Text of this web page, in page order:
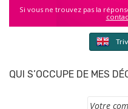
Si vous ne trouvez pas la
QUI S’OCCUPE DE MES